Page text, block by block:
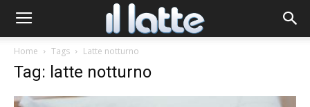
Home Tags Latte notturno
Tag: latte notturno